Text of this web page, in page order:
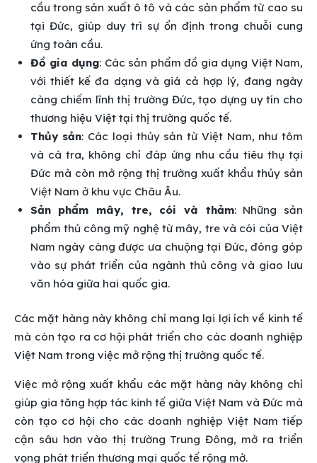
cầu trong sản xuất ô tô và các sản phẩm từ cao su
tại Đức, giúp duy trì sự ổn định trong chuỗi cung
ứng toàn cầu.
Đồ gia dụng: Các sản phẩm đồ gia dụng Việt Nam,
với thiết kế đa dạng và giá cả hợp lý, đang ngày
càng chiếm lĩnh thị trường Đức, tạo dựng uy tín cho
thương hiệu Việt tại thị trường quốc tế.
Thủy sản: Các loại thủy sản từ Việt Nam, như tôm
và cá tra, không chỉ đáp ứng nhu cầu tiêu thụ tại
Đức mà còn mở rộng thị trường xuất khẩu thủy sản
Việt Nam ở khu vực Châu Âu.
Sản phẩm mây, tre, cói và thảm: Những sản
phẩm thủ công mỹ nghệ từ mây, tre và cói của Việt
Nam ngày càng được ưa chuộng tại Đức, đóng góp
vào sự phát triển của ngành thủ công và giao lưu
văn hóa giữa hai quốc gia.
Các mặt hàng này không chỉ mang lại lợi ích về kinh tế
mà còn tạo ra cơ hội phát triển cho các doanh nghiệp
Việt Nam trong việc mở rộng thị trường quốc tế.
Việc mở rộng xuất khẩu các mặt hàng này không chỉ
giúp gia tăng hợp tác kinh tế giữa Việt Nam và Đức mà
còn tạo cơ hội cho các doanh nghiệp Việt Nam tiếp
cận sâu hơn vào thị trường Trung Đông, mở ra triển
vọng phát triển thương mại quốc tế rộng mở.